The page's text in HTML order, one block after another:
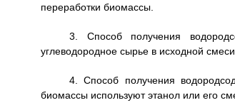
переработки биомассы.
3. Способ получения
углеводородное сырье в исходной
4. Способ получения
биомассы используют этанол или его